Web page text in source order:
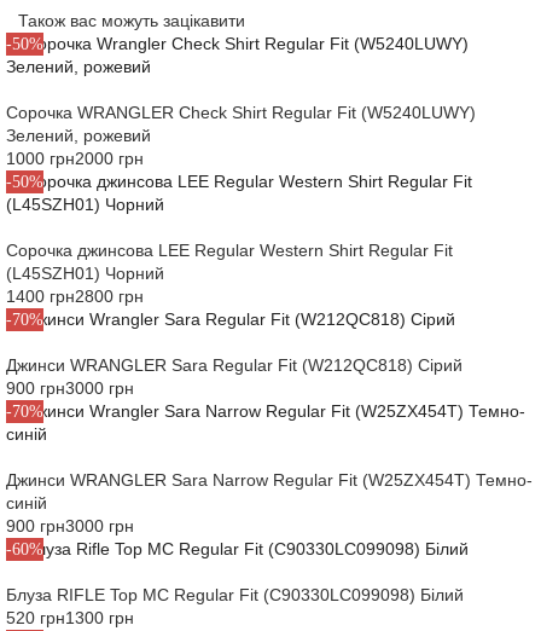
Також вас можуть зацікавити
-50%
Сорочка WRANGLER Check Shirt Regular Fit (W5240LUWY)
Зелений, рожевий
1000 грн2000 грн
-50%
Сорочка джинсова LEE Regular Western Shirt Regular Fit
(L45SZH01) Чорний
1400 грн2800 грн
-70%
Джинси WRANGLER Sara Regular Fit (W212QC818) Сірий
900 грн3000 грн
-70%
Джинси WRANGLER Sara Narrow Regular Fit (W25ZX454T) Темно-
синій
900 грн3000 грн
-60%
Блуза RIFLE Top MC Regular Fit (C90330LC099098) Білий
520 грн1300 грн